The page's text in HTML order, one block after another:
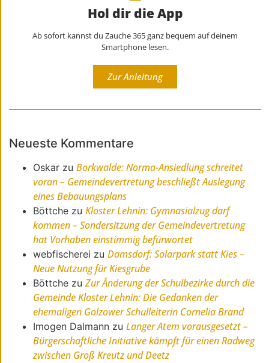
Hol dir die App
Ab sofort kannst du Zauche 365 ganz bequem auf deinem
Smartphone lesen.
Zur Anleitung
Neueste Kommentare
Oskar zuBorkwalde: Norma-Ansiedlung schreitet
voran – Gemeindevertretung beschließt Auslegung
eines Bebauungsplans
Böttche zuKloster Lehnin: Gymnasialzug darf
kommen – Sondersitzung der Gemeindevertretung
hat Vorhaben einstimmig befürwortet
webfischerei zuDamsdorf: Solarpark statt Kies –
Neue Nutzung für Kiesgrube
Böttche zuZur Änderung der Schulbezirke durch die
Gemeinde Kloster Lehnin: Die Gedanken der
ehemaligen Golzower Schulleiterin Cornelia Brand
Imogen Dalmann zuLanger Atem vorausgesetzt –
Bürgerschaftliche Initiative kämpft für einen Radweg
zwischen Groß Kreutz und Deetz